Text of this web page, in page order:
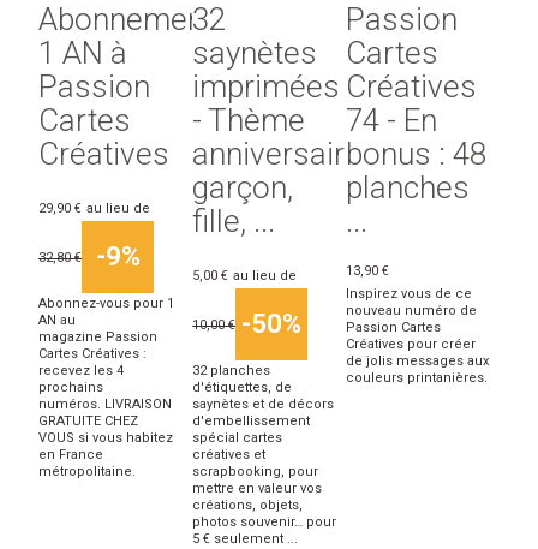
Abonnement
1 AN à
Passion
Cartes
Créatives
29,90 € au lieu de
32,80 € -9%
Abonnez-vous pour 1
AN au
magazine Passion
Cartes Créatives :
recevez les 4
prochains
numéros. LIVRAISON
GRATUITE CHEZ
VOUS si vous habitez
en France
métropolitaine.
32
saynètes
imprimées
- Thème
anniversaire,
garçon,
fille, ...
5,00 € au lieu de
10,00 € -50%
32 planches
d'étiquettes, de
saynètes et de décors
d'embellissement
spécial cartes
créatives et
scrapbooking, pour
mettre en valeur vos
créations, objets,
photos souvenir… pour
5 € seulement ...
Passion
Cartes
Créatives
74 - En
bonus : 48
planches
...
13,90 €
Inspirez vous de ce
nouveau numéro de
Passion Cartes
Créatives pour créer
de jolis messages aux
couleurs printanières.